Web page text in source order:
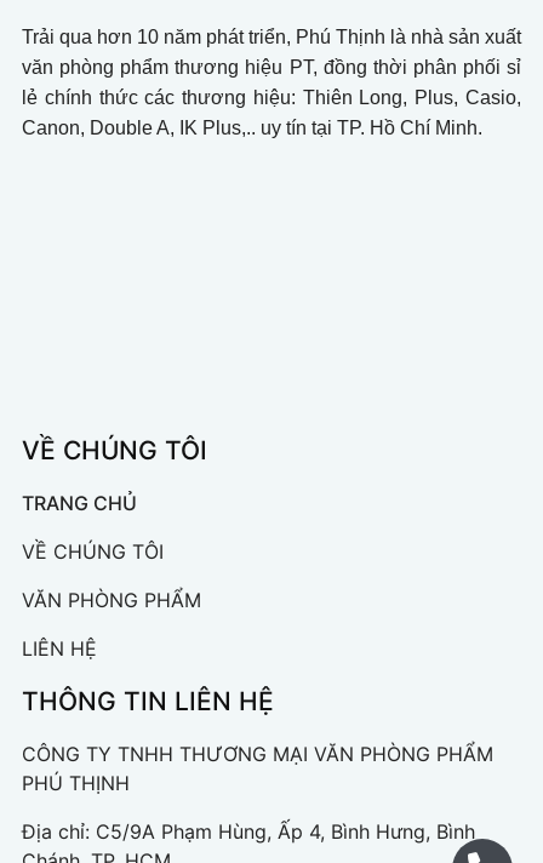
Trải qua hơn 10 năm phát triển, Phú Thịnh là nhà sản xuất
văn phòng phẩm thương hiệu PT, đồng thời phân phối sỉ
lẻ chính thức các thương hiệu: Thiên Long, Plus, Casio,
Canon, Double A, IK Plus,.. uy tín tại TP. Hồ Chí Minh.
VỀ CHÚNG TÔI
TRANG CHỦ
VỀ CHÚNG TÔI
VĂN PHÒNG PHẨM
LIÊN HỆ
THÔNG TIN LIÊN HỆ
CÔNG TY TNHH THƯƠNG MẠI VĂN PHÒNG PHẨM
PHÚ THỊNH
Địa chỉ: C5/9A Phạm Hùng, Ấp 4, Bình Hưng, Bình